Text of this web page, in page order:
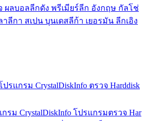
ผลบอลลีกดัง พรีเมียร์ลีก อังกฤษ กัลโช่
าลีกา สเปน บุนเดสลีก้า เยอรมัน ลีกเอิง
ปรแกรม CrystalDiskInfo ตรวจ Harddisk
รม CrystalDiskInfo โปรแกรมตรวจ Har